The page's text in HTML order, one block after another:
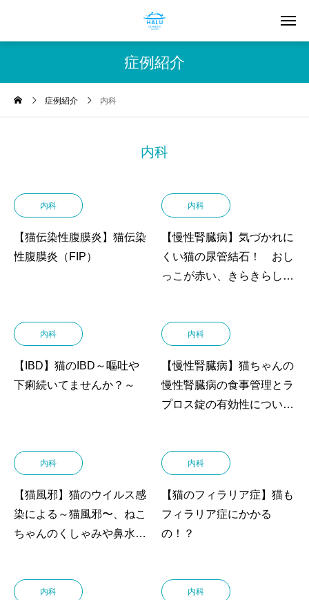
症例紹介
症例紹介 内科
内科
内科
【猫伝染性腹膜炎】猫伝染
性腹膜炎（FIP）
内科
【慢性腎臓病】気づかれに
くい猫の尿管結石！ おし
っこが赤い、きらきらして
内科
【IBD】猫のIBD～嘔吐や
下痢続いてませんか？～
内科
【慢性腎臓病】猫ちゃんの
慢性腎臓病の食事管理とラ
プロス錠の有効性について
内科
【猫風邪】猫のウイルス感
染による～猫風邪〜、ねこ
ちゃんのくしゃみや鼻水、
も！？
内科
【猫のフィラリア症】猫も
フィラリア症にかかる
の！？
内科 内科